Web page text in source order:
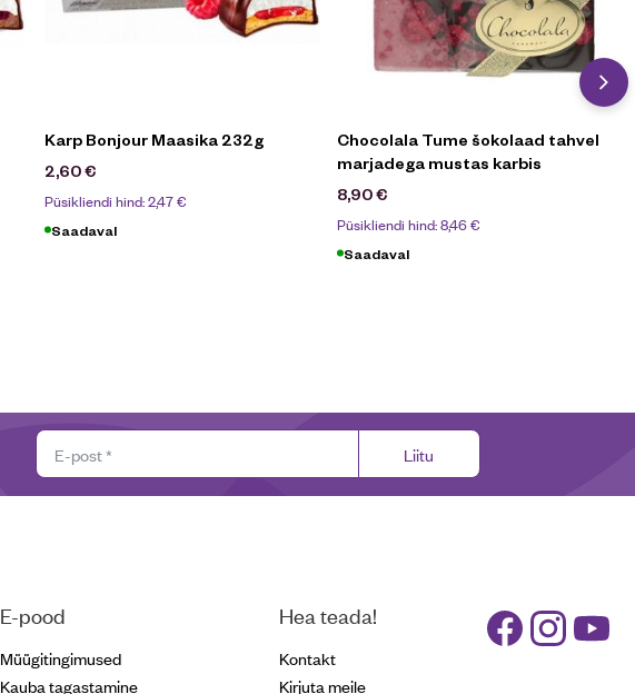
Karp Bonjour Maasika 232g
2,60€
Püsikliendi hind:2,47€
Saadaval
Chocolala Tume šokolaad tahvel
marjadega mustas karbis
8,90€
Püsikliendi hind:8,46€
Saadaval
Liitu
E-pood
Müügitingimused
Kauba tagastamine
Hea teada!
Kontakt
Kirjuta meile